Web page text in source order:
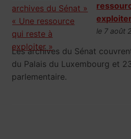
le 7 août
Les archives du Sénat
du Palais du Luxembourg et
parlementaire.